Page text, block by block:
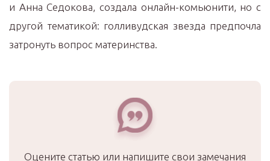
и Анна Седокова, создала онлайн-комьюнити, но с
другой тематикой: голливудская звезда предпочла
затронуть вопрос материнства.
Оцените статью или напишите свои замечания